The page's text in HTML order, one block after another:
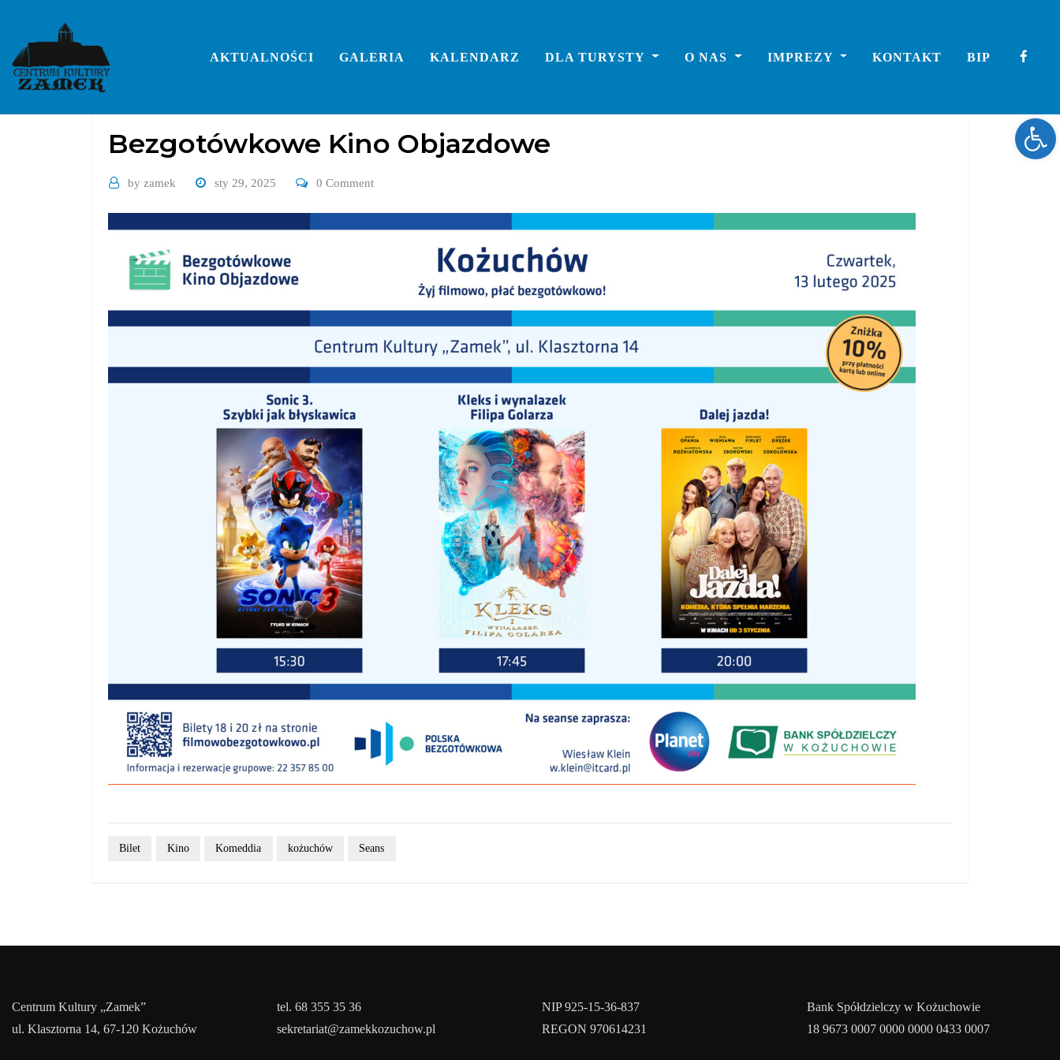
content
AKTUALNOŚCI GALERIA KALENDARZ DLA TURYSTY O NAS IMPREZY KONTAKT BIP
Bezgotówkowe Kino Objazdowe
by zamek sty 29, 2025 0 Comment
Bilet Kino Komeddia kożuchów Seans
Centrum Kultury „Zamek”
ul. Klasztorna 14, 67-120 Kożuchów
tel. 68 355 35 36
sekretariat@zamekkozuchow.pl
NIP 925-15-36-837
REGON 970614231
Bank Spółdzielczy w Kożuchowie
18 9673 0007 0000 0000 0433 0007